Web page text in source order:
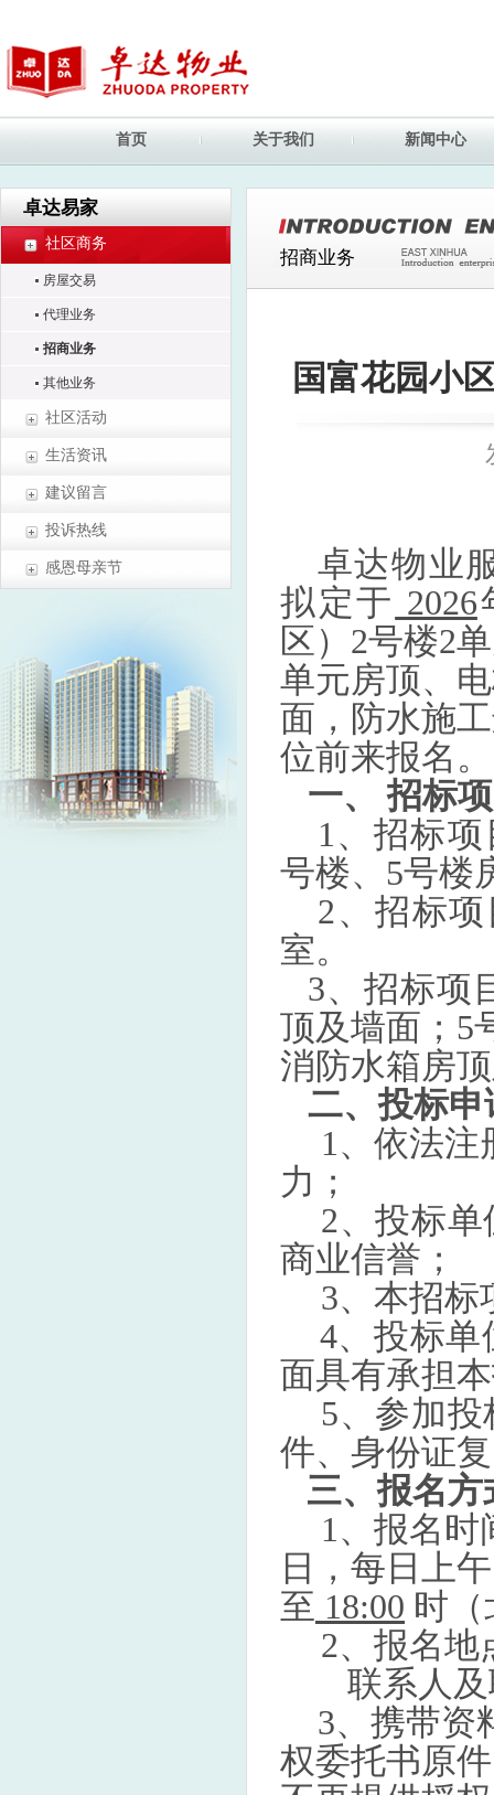
首页 关于我们 新闻中心
卓达易家
社区商务
房屋交易
代理业务
招商业务
其他业务
社区活动
生活资讯
建议留言
投诉热线
感恩母亲节
招商业务
国富花园小
卓达物业
拟定于 2026
区）2号楼2
单元房顶、
面，防水施
位前来报名。
一、 招标
1、招标
号楼、 5号楼
2、招标
室。
3、招标项
顶及墙面；5
消防水箱房
二、投标
1、依法注
力；
2、投标
商业信誉；
3、本招标
4、投标单
面具有承担
5、参加
件、身份证
三、报名
1、报名时
日，每日上
至 18:00 时
2、报名地
联系人及
3、携带资
权委托书原